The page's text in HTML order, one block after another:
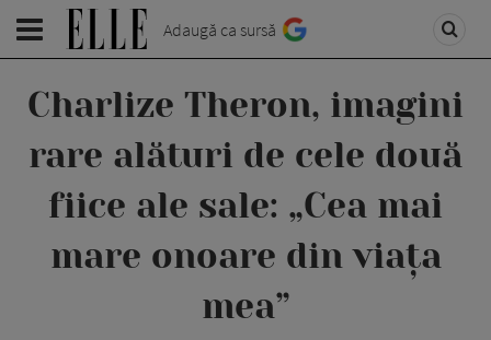
Adaugă ca sursă
Charlize Theron, imagini
rare alături de cele două
fiice ale sale: „Cea mai
mare onoare din viața
mea”